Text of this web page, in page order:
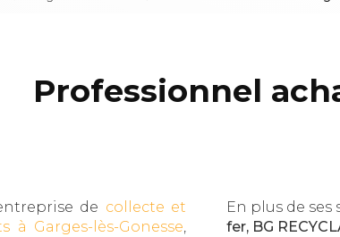
Professionnel
de collecte et
à Garges-lès-Gonesse,
En plus de ses
fer, BG